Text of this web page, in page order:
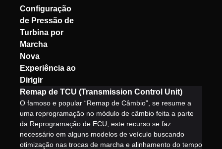
Configuração
de Pressão de
Turbina por
Marcha
Nova
Experiência ao
Dirigir
Remap de TCU (Transmission Control Unit)
O famoso e popular “Remap de Câmbio”, se resume a
uma reprogramação no módulo de câmbio feita a parte
da Reprogramação de ECU, este recurso se faz
necessário em alguns modelos de veículo buscando
otimização nas trocas de marcha e alinhamento do tempo